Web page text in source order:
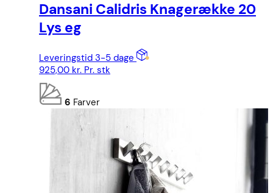
Dansani Calidris Knagerække 20
Lys eg
Leveringstid 3-5 dage
925,00 kr. Pr. stk
6 Farver